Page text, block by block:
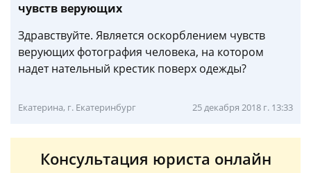
чувств верующих
Здравствуйте. Является оскорблением чувств
верующих фотография человека, на котором
надет нательный крестик поверх одежды?
Екатерина, г. Екатеринбург 25 декабря 2018 г. 13:33
Консультация юриста онлайн